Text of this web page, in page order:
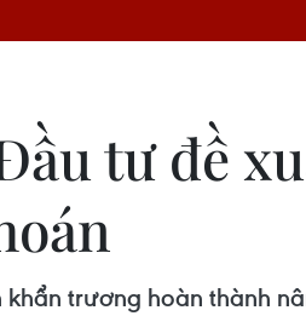
tư đề
trương hoàn thành